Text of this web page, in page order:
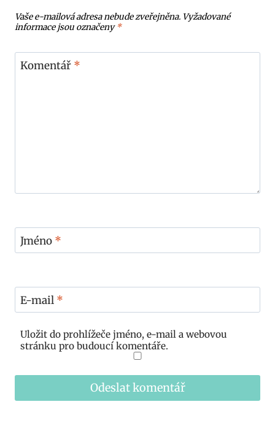
Vaše e-mailová adresa nebude zveřejněna. Vyžadované
informace jsou označeny*
Komentář *
Jméno *
E-mail *
Uložit do prohlížeče jméno, e-mail a webovou
stránku pro budoucí komentáře.